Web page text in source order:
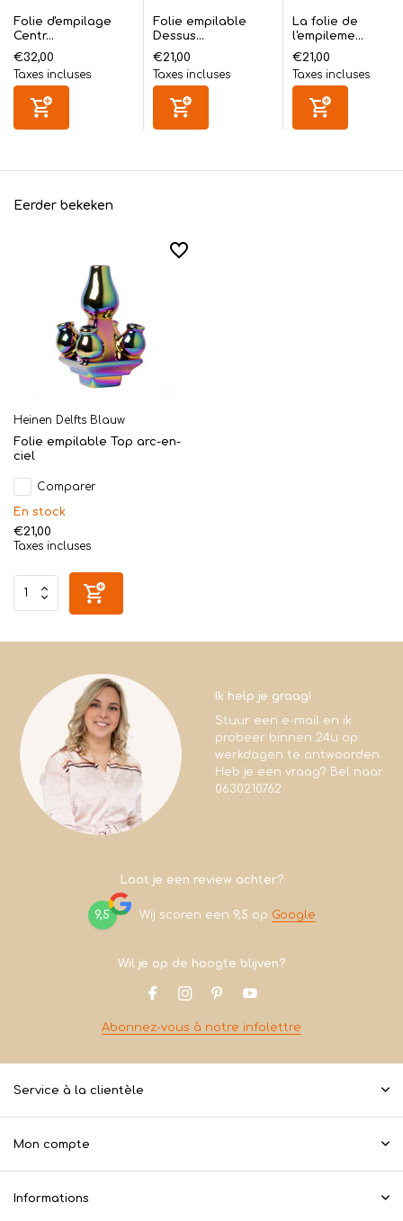
Folie d'empilage
Centr...
€32,00
Taxes incluses
Folie empilable
Dessus...
€21,00
Taxes incluses
La folie de
l'empileme...
€21,00
Taxes incluses
Eerder bekeken
Heinen Delfts Blauw
Folie empilable Top arc-en-
ciel
Comparer
En stock
€21,00
Taxes incluses
Ik help je graag!
Stuur een e-mail en ik
probeer binnen 24u op
werkdagen te antwoorden.
Heb je een vraag? Bel naar
0630210762
Laat je een review achter?
9,5 Wij scoren een 9,5 op Google
Wil je op de hoogte blijven?
Abonnez-vous à notre infolettre
Service à la clientèle
Mon compte
Informations